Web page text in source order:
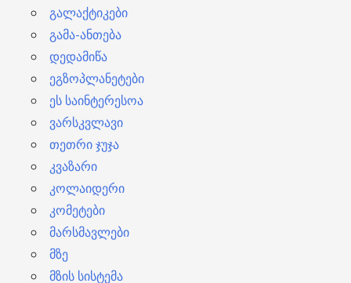
გალაქტიკები
გამა-ანთება
დედამიწა
ეგზოპლანეტები
ეს საინტერესოა
ვარსკვლავი
თეთრი ჯუჯა
კვაზარი
კოლაიდერი
კომეტები
მარსმავლები
მზე
მზის სისტემა